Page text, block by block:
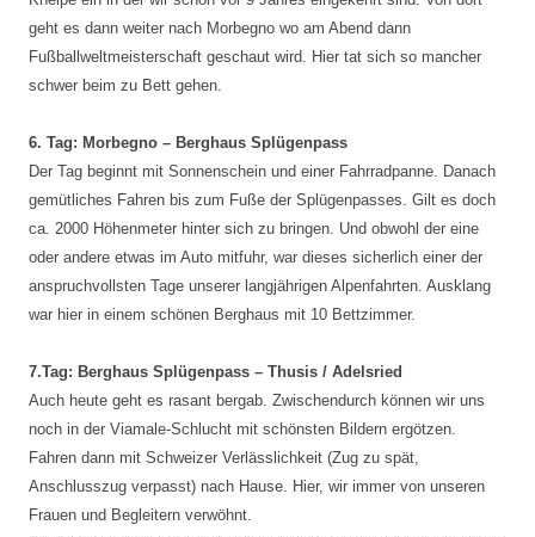
geht es dann weiter nach Morbegno wo am Abend dann
Fußballweltmeisterschaft geschaut wird. Hier tat sich so mancher
schwer beim zu Bett gehen.
6. Tag: Morbegno – Berghaus Splügenpass
Der Tag beginnt mit Sonnenschein und einer Fahrradpanne. Danach
gemütliches Fahren bis zum Fuße der Splügenpasses. Gilt es doch
ca. 2000 Höhenmeter hinter sich zu bringen. Und obwohl der eine
oder andere etwas im Auto mitfuhr, war dieses sicherlich einer der
anspruchvollsten Tage unserer langjährigen Alpenfahrten. Ausklang
war hier in einem schönen Berghaus mit 10 Bettzimmer.
7.Tag: Berghaus Splügenpass – Thusis / Adelsried
Auch heute geht es rasant bergab. Zwischendurch können wir uns
noch in der Viamale-Schlucht mit schönsten Bildern ergötzen.
Fahren dann mit Schweizer Verlässlichkeit (Zug zu spät,
Anschlusszug verpasst) nach Hause. Hier, wir immer von unseren
Frauen und Begleitern verwöhnt.